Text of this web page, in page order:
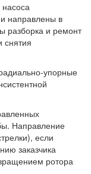
направлены в
разборка и ремонт
снятия
упорные
Направление
если
заказчика
ротора